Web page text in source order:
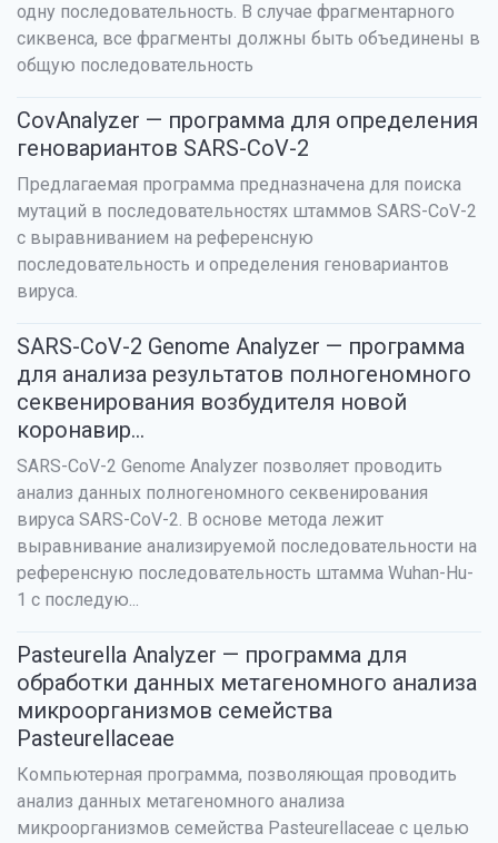
одну последовательность. В случае фрагментарного
сиквенса, все фрагменты должны быть объединены в
общую последовательность
CovAnalyzer — программа для определения
геновариантов SARS-CoV-2
Предлагаемая программа предназначена для поиска
мутаций в последовательностях штаммов SARS-CoV-2
с выравниванием на референсную
последовательность и определения геновариантов
вируса.
SARS-CoV-2 Genome Analyzer — программа
для анализа результатов полногеномного
секвенирования возбудителя новой
коронавир...
SARS-CoV-2 Genome Analyzer позволяет проводить
анализ данных полногеномного секвенирования
вируса SARS-CoV-2. В основе метода лежит
выравнивание анализируемой последовательности на
референсную последовательность штамма Wuhan-Hu-
1 с последую...
Pasteurella Analyzer — программа для
обработки данных метагеномного анализа
микроорганизмов семейства
Pasteurellaceae
Компьютерная программа, позволяющая проводить
анализ данных метагеномного анализа
микроорганизмов семейства Pasteurellaceae с целью